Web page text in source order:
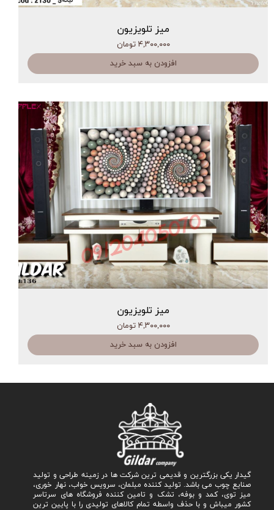
میز تلویزیون
۴,۳۰۰,۰۰۰ تومان
افزودن به سبد خرید
میز تلویزیون
۴,۳۰۰,۰۰۰ تومان
افزودن به سبد خرید
گیدار یکی بزرگترین و قدیمی ترین شرکت ها در زمینه طراحی و تولید
صنایع چوب می باشد. تولید کننده مبلمان، سرویس خواب، نهار خوری،
میز توی، کمد و بوفه، تشک و تامین کننده فروشگاه های سرتاسر
کشور میباش و با حذف واسطه تمام کالاهای تولیدی را با پایین ترین